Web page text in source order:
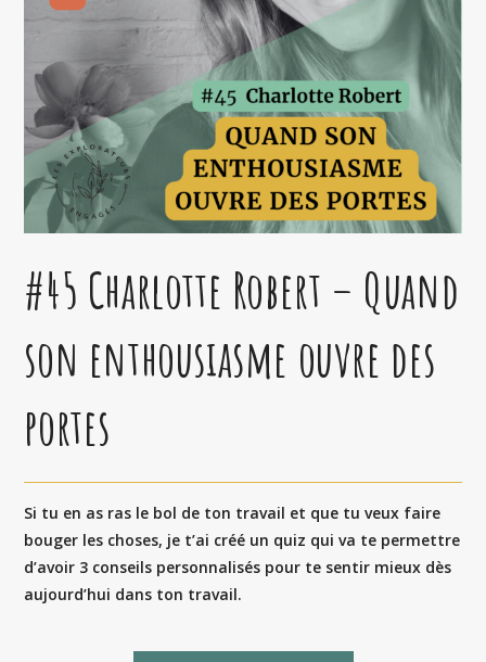
#45 Charlotte Robert – Quand
son enthousiasme ouvre des
portes
Si tu en as ras le bol de ton travail et que tu veux faire
bouger les choses, je t’ai créé un quiz qui va te permettre
d’avoir 3 conseils personnalisés pour te sentir mieux dès
aujourd’hui dans ton travail.